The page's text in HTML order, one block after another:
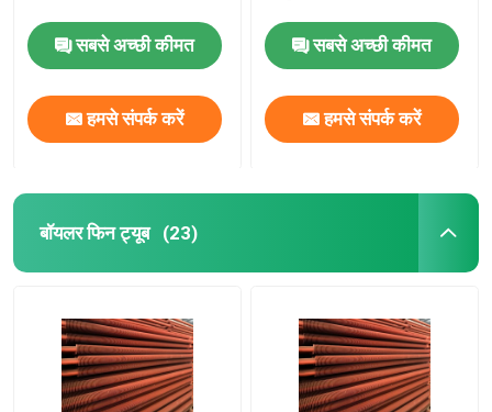
सबसे अच्छी कीमत
हमसे संपर्क करें
सबसे अच्छी कीमत
हमसे संपर्क करें
बॉयलर फिन ट्यूब (23)